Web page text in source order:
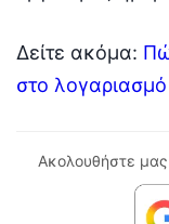
Δείτε ακόμα:
στο
Ακολουθήστε